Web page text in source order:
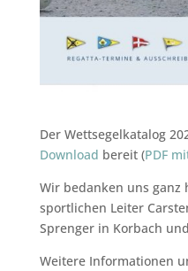
Der Wettsegelkatalog
Download bereit (PDF
Wir bedanken uns ganz
sportlichen Leiter
Sprenger in Korbach
Weitere Informationen